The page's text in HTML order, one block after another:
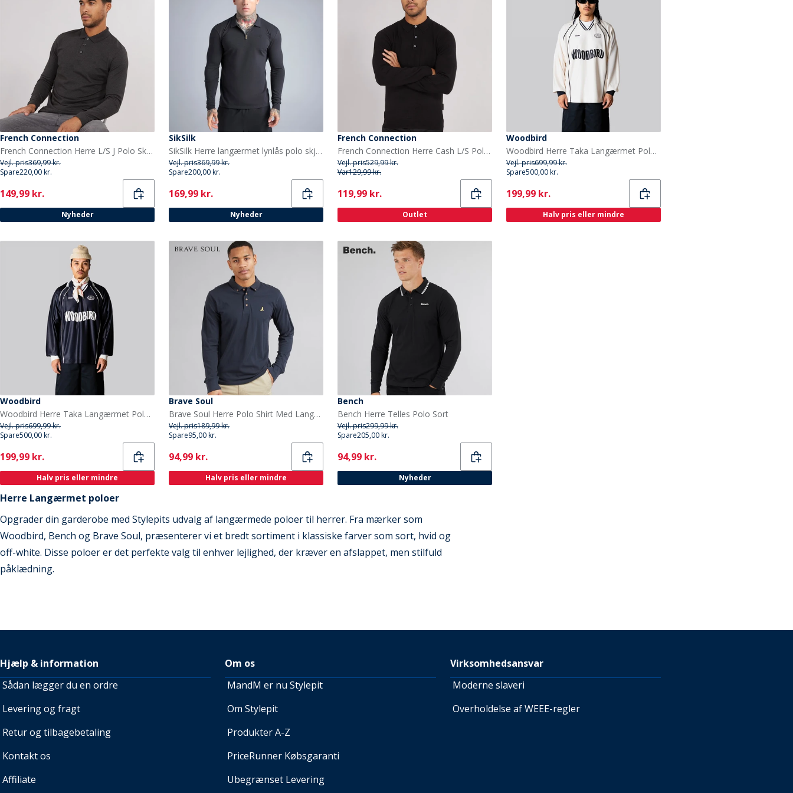
French Connection
French Connection Herre L/S J Polo Skjorte Charcoal Mel/Sort
Vejl. pris369,99 kr.
Spare220,00 kr.
Current
149,99 kr.
Nyheder
SikSilk
SikSilk Herre langærmet lynlås polo skjorte Sort
Vejl. pris369,99 kr.
Spare200,00 kr.
Current
169,99 kr.
Nyheder
French Connection
French Connection Herre Cash L/S Polo Shirt Sort
Vejl. pris529,99 kr.
Var129,99 kr.
Current
119,99 kr.
Outlet
Woodbird
Woodbird Herre Taka Langærmet Poloshirt Off White
Vejl. pris699,99 kr.
Spare500,00 kr.
Current
199,99 kr.
Halv pris eller mindre
Woodbird
Woodbird Herre Taka Langærmet Poloshirt Sort
Vejl. pris699,99 kr.
Spare500,00 kr.
Current
199,99 kr.
Halv pris eller mindre
Brave Soul
Brave Soul Herre Polo Shirt Med Lange Ærmer Dark Navy
Vejl. pris189,99 kr.
Spare95,00 kr.
Current
94,99 kr.
Halv pris eller mindre
Bench
Bench Herre Telles Polo Sort
Vejl. pris299,99 kr.
Spare205,00 kr.
Current
94,99 kr.
Nyheder
Herre Langærmet poloer
Opgrader din garderobe med Stylepits udvalg af langærmede poloer til herrer. Fra mærker som
Woodbird, Bench og Brave Soul, præsenterer vi et bredt sortiment i klassiske farver som sort, hvid og
off-white. Disse poloer er det perfekte valg til enhver lejlighed, der kræver en afslappet, men stilfuld
påklædning.
Hjælp & information
Sådan lægger du en ordre
Levering og fragt
Retur og tilbagebetaling
Kontakt os
Affiliate
Om os
MandM er nu Stylepit
Om Stylepit
Produkter A-Z
PriceRunner Købsgaranti
Ubegrænset Levering
Virksomhedsansvar
Moderne slaveri
Overholdelse af WEEE-regler